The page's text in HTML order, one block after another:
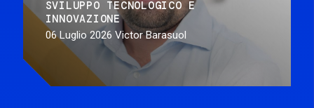
SVILUPPO TECNOLOGICO E
INNOVAZIONE
06 Luglio 2026 Victor Barasuol